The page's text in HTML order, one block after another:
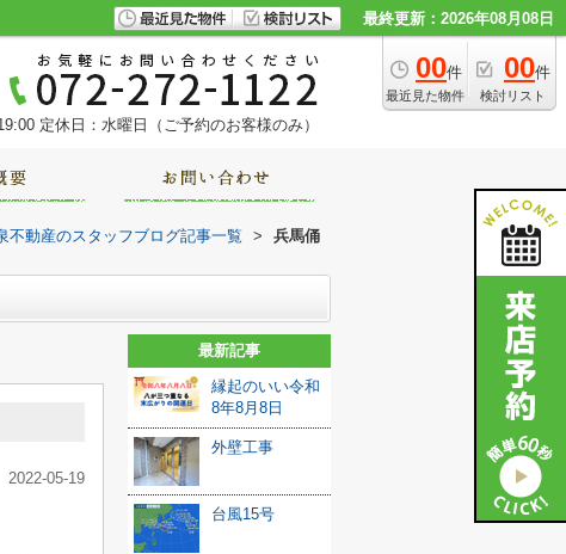
最終更新：2026年08月08日
00件
最近見た物件
00件
検討リスト
定休日：水曜日（ご予約のお客様のみ）
動産のスタッフブログ記事一覧 >
兵馬俑
2022-05-19
最新記事
縁起のいい令和
8年8月8日
外壁工事
台風15号